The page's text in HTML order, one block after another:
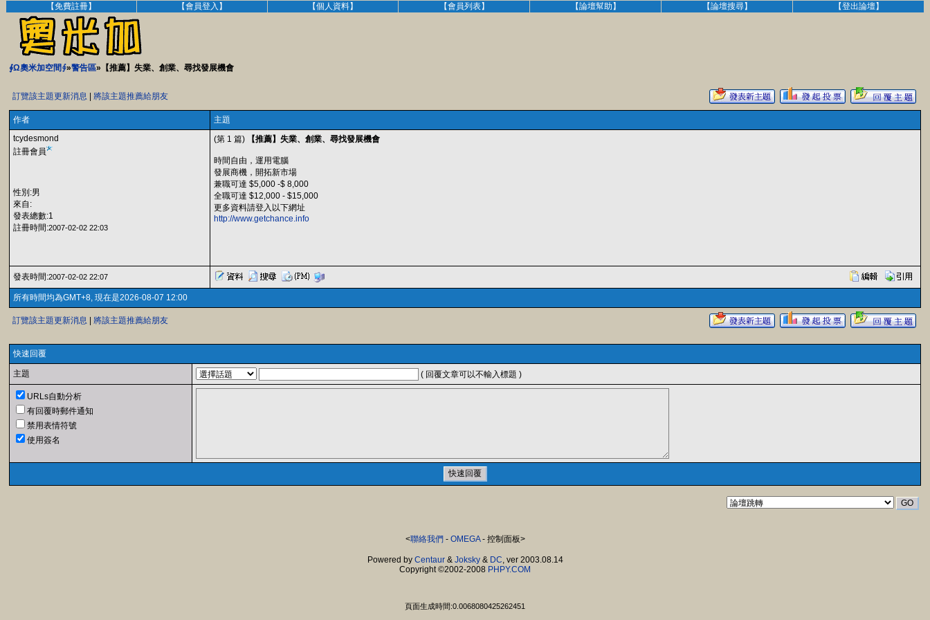
【免費註冊】 【會員登入】 【個人資料】 【會員列表】 【論壇幫助】 【論壇搜尋】 【登出論壇】
∮Ω奧米加空間∮»警告區»【推薦】失業、創業、尋找發展機會
訂覽該主題更新消息 將該主題推薦給朋友
作者
主題
tcydesmond
註冊會員
性別:男
來自:
發表總數:1
註冊時間:2007-02-02 22:03
(第 1 篇) 【推薦】失業、創業、尋找發展機會
時間自由，運用電腦
發展商機，開拓新市場
兼職可達 $5,000 -$ 8,000
全職可達 $12,000 - $15,000
更多資料請登入以下網址
http://www.getchance.info
發表時間:2007-02-02 22:07
所有時間均為GMT+8, 現在是2026-08-07 12:00
訂覽該主題更新消息 將該主題推薦給朋友
快速回覆
主題 ( 回覆文章可以不輸入標題 )
URLs自動分析
有回覆時郵件通知
禁用表情符號
使用簽名
<聯絡我們 - OMEGA- 控制面板>
Powered by Centaur& Joksky& DC, ver 2003.08.14
Copyright ©2002-2008 PHPY.COM
頁面生成時間:0.0068080425262451